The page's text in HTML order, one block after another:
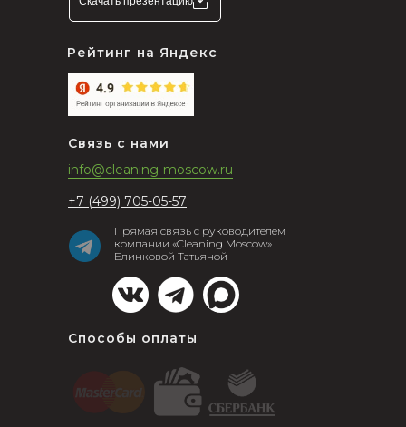
info@cleaning-moscow.ru
+7 (499) 705-05-57
Связь с нами
Способы оплаты
Рейтинг на Яндекс
Прямая связь с руководителем
компании «Cleaning Moscow»
Блинковой Татьяной